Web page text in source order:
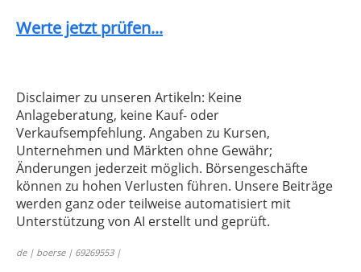
Werte jetzt prüfen...
Disclaimer zu unseren Artikeln: Keine
Anlageberatung, keine Kauf- oder
Verkaufsempfehlung. Angaben zu Kursen,
Unternehmen und Märkten ohne Gewähr;
Änderungen jederzeit möglich. Börsengeschäfte
können zu hohen Verlusten führen. Unsere Beiträge
werden ganz oder teilweise automatisiert mit
Unterstützung von AI erstellt und geprüft.
de | boerse | 69269553 |